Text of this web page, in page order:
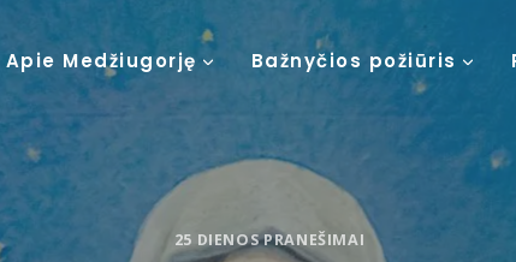
Apie Medžiugorję Bažnyčios požiūris
25 DIENOS PRANEŠIMAI